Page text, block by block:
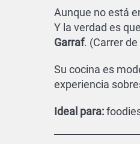
Aunque no está
Y la verdad es
Garraf. (Carrer
Su cocina es
experiencia
Ideal para: